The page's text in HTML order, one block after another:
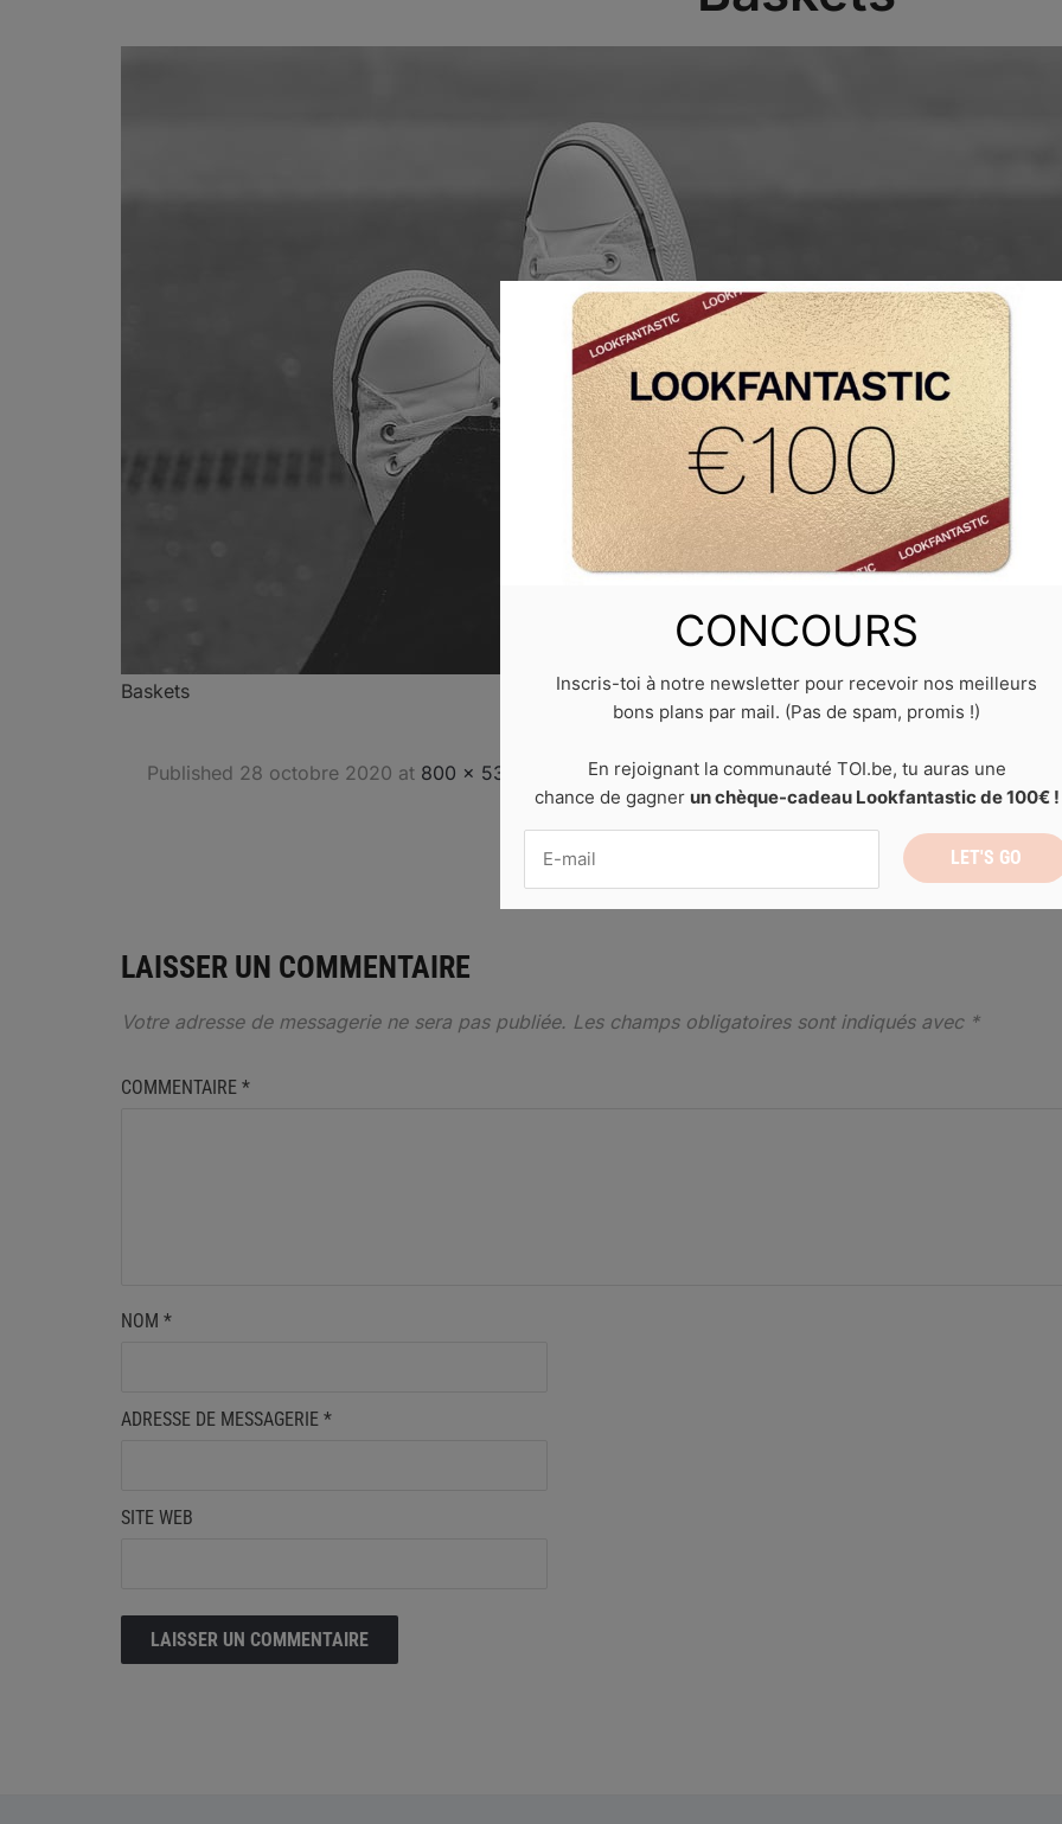
Baskets
Published 28 octobre 2020 at 800 × 530 Les indispensables à avoir dans ta garde-robe.
← PREVIOUS NEXT →
LAISSER UN COMMENTAIRE
Votre adresse de messagerie ne sera pas publiée. Les champs obligatoires sont indiqués avec *
COMMENTAIRE *
NOM *
ADRESSE DE MESSAGERIE *
SITE WEB
CONCOURS
Inscris-toi à notre newsletter pour recevoir nos meilleurs
bons plans par mail. (Pas de spam, promis !)
En rejoignant la communauté TOI.be, tu auras une
chance de gagner un chèque-cadeau Lookfantastic de 100€ !